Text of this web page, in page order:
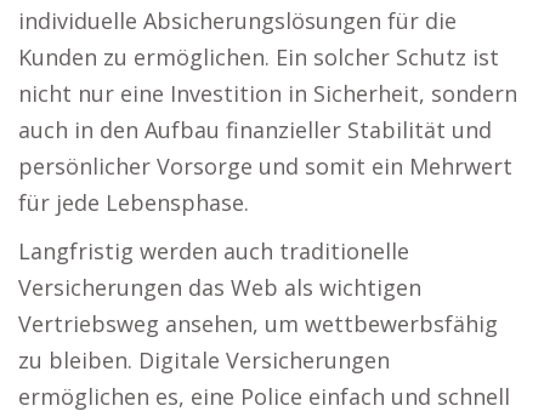
individuelle Absicherungslösungen für die
Kunden zu ermöglichen. Ein solcher Schutz ist
nicht nur eine Investition in Sicherheit, sondern
auch in den Aufbau finanzieller Stabilität und
persönlicher Vorsorge und somit ein Mehrwert
für jede Lebensphase.
Langfristig werden auch traditionelle
Versicherungen das Web als wichtigen
Vertriebsweg ansehen, um wettbewerbsfähig
zu bleiben. Digitale Versicherungen
ermöglichen es, eine Police einfach und schnell